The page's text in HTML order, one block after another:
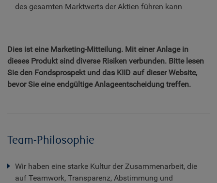
des gesamten Marktwerts der Aktien führen kann
Dies ist eine Marketing-Mitteilung. Mit einer Anlage in
dieses Produkt sind diverse Risiken verbunden. Bitte lesen
Sie den Fondsprospekt und das KIID auf dieser Website,
bevor Sie eine endgültige Anlageentscheidung treffen.
Team-Philosophie
Wir haben eine starke Kultur der Zusammenarbeit, die
auf Teamwork, Transparenz, Abstimmung und